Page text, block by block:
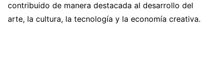
contribuido de manera destacada al desarrollo del
arte, la cultura, la tecnología y la economía creativa.